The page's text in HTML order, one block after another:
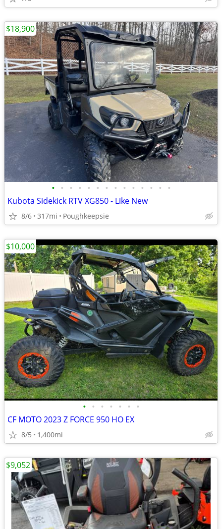
• • • • • • • • • • • • • •
Kubota Sidekick RTV XG850 - Like New
8/6 317mi Poughkeepsie
$18,900
• • • • • • •
CF MOTO 2023 Z FORCE 950 HO EX
8/5 1,400mi
$10,000
$9,052